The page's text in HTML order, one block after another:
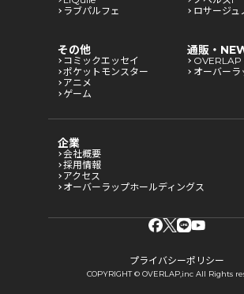
ラブパルフェ
ロサージュ
その他
コミックエッセイ
ポケットモンスター
アニメ
ゲーム
通販・
OVERLAP
オーバーラ
企業
会社概要
採用情報
アクセス
オーバーラップホールディングス
プライバシーポリシー
COPYRIGHT © OVERLAP,inc All Rights